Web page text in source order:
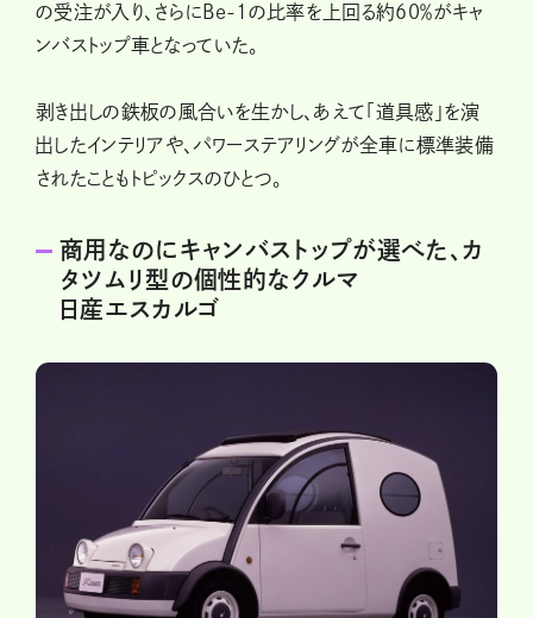
の受注が入り、さらにBe-1の比率を上回る約60％がキャ
ンバストップ車となっていた。
剥き出しの鉄板の風合いを生かし、あえて「道具感」を演
出したインテリアや、パワーステアリングが全車に標準装備
されたこともトピックスのひとつ。
商用なのにキャンバストップが選べた、カ
タツムリ型の個性的なクルマ
日産エスカルゴ